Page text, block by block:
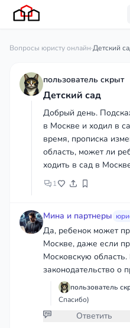
Вопросы юристу онлайн·Детский
пользователь скрыт
Детский сад
Добрый день.
в Москве и ходил в
время, прописка
область, может ли
ходить в сад в
1
Мина и партнеры
Да, ребенок может
Москве, даже если
Московскую
законодательство о
пользователь
Спасибо)
Ответить